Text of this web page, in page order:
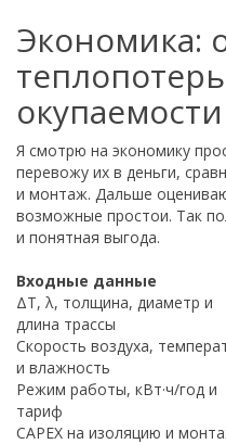
Экономика:
окупаемости
Я смотрю на экономику
перевожу их в деньги,
и монтаж. Дальше
возможные простои. Так
и понятная выгода.
Входные данные
ΔT, λ, толщина, диаметр и
длина трассы
Скорость воздуха,
и влажность
Режим работы, кВт·ч/год и
тариф
CAPEX на изоляцию и